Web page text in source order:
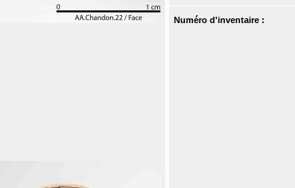
Numéro d'inventaire :